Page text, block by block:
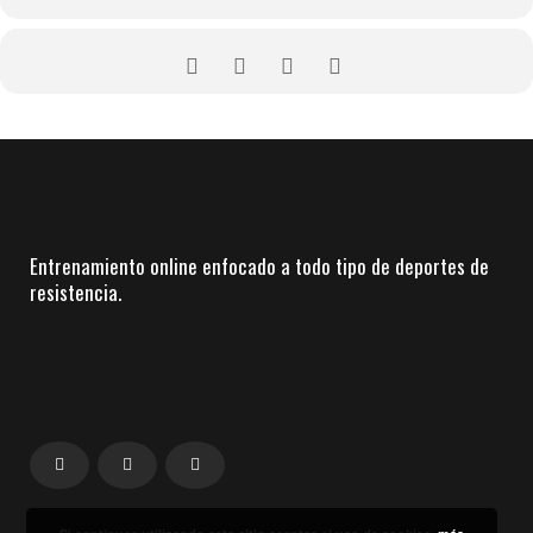
Entrenamiento online enfocado a todo tipo de deportes de
resistencia.